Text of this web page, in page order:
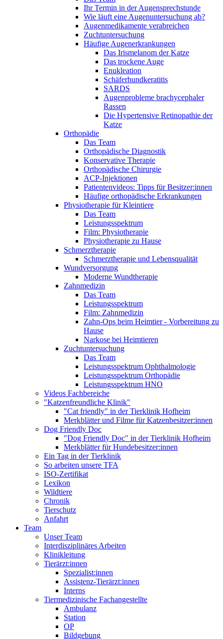
Ihr Termin in der Augensprechstunde
Wie läuft eine Augenuntersuchung ab?
Augenmedikamente verabreichen
Zuchtuntersuchung
Häufige Augenerkrankungen
Das Irismelanom der Katze
Das trockene Auge
Enukleation
Schäferhundkeratitis
SARDS
Augenprobleme brachycephaler
Rassen
Die Hypertensive Retinopathie der
Katze
Orthopädie
Das Team
Orthopädische Diagnostik
Konservative Therapie
Orthopädische Chirurgie
ACP-Injektionen
Patientenvideos: Tipps für Besitzer:innen
Häufige orthopädische Erkrankungen
Physiotherapie für Kleintiere
Das Team
Leistungsspektrum
Film: Physiotherapie
Physiotherapie zu Hause
Schmerztherapie
Schmerztherapie und Lebensqualität
Wundversorgung
Moderne Wundtherapie
Zahnmedizin
Das Team
Leistungsspektrum
Film: Zahnmedizin
Zahn-Ops beim Heimtier - Vorbereitung zu
Hause
Narkose bei Heimtieren
Zuchtuntersuchung
Das Team
Leistungsspektrum Ophthalmologie
Leistungsspektrum Orthopädie
Leistungsspektrum HNO
Videos Fachbereiche
"Katzenfreundliche Klinik"
"Cat friendly" in der Tierklinik Hofheim
Merkblätter und Filme für Katzenbesitzer:innen
Dog Friendly Doc
"Dog Friendly Doc" in der Tierklinik Hofheim
Merkblätter für Hundebesitzer:innen
Ein Tag in der Tierklinik
So arbeiten unsere TFA
ISO-Zertifikat
Lexikon
Wildtiere
Chronik
Tierschutz
Anfahrt
Team
Unser Team
Interdisziplinäres Arbeiten
Klinikleitung
Tierärzt:innen
Spezialist:innen
Assistenz-Tierärzt:innen
Interns
Tiermedizinische Fachangestellte
Ambulanz
Station
OP
Bildgebung